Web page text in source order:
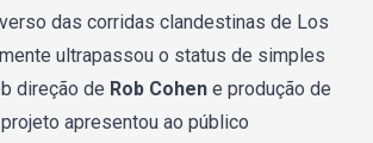
das corridas clandestinas de Los
ultrapassou o status de simples
direção de Rob Cohen e produção de
apresentou ao público